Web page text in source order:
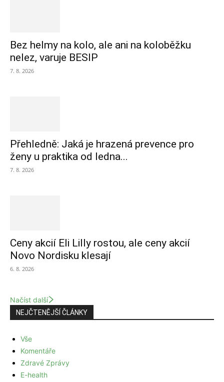
Bez helmy na kolo, ale ani na koloběžku
nelez, varuje BESIP
7. 8. 2026
Přehledně: Jaká je hrazená prevence pro
ženy u praktika od ledna...
7. 8. 2026
Ceny akcií Eli Lilly rostou, ale ceny akcií
Novo Nordisku klesají
6. 8. 2026
Načíst další
NEJČTENĚJŠÍ ČLÁNKY
Vše
Komentáře
Zdravé Zprávy
E-health